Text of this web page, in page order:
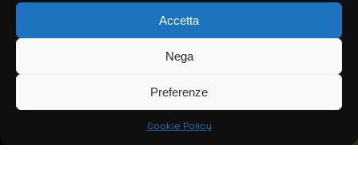
Accetta
Nega
Preferenze
Cookie Policy